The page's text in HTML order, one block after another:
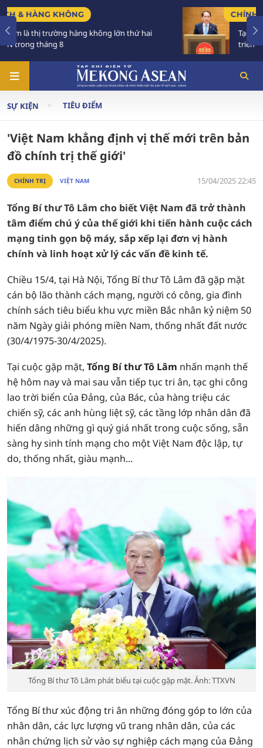
CHÍNH SÁCH
Tạo khuôn khổ pháp lý ổn định, đột phá để phát
SỰ KIỆN TIÊU ĐIỂM
'Việt Nam khẳng định vị thế mới trên bản
đồ chính trị thế giới'
CHÍNH TRỊ VIỆT NAM 15/04/2025 22:45
Tổng Bí thư Tô Lâm cho biết Việt Nam đã trở thành
tâm điểm chú ý của thế giới khi tiến hành cuộc cách
mạng tinh gọn bộ máy, sắp xếp lại đơn vị hành
chính và linh hoạt xử lý các vấn đề kinh tế.
Chiều 15/4, tại Hà Nội, Tổng Bí thư Tô Lâm đã gặp mặt
cán bộ lão thành cách mạng, người có công, gia đình
chính sách tiêu biểu khu vực miền Bắc nhân kỷ niệm 50
năm Ngày giải phóng miền Nam, thống nhất đất nước
(30/4/1975-30/4/2025).
Tại cuộc gặp mặt, Tổng Bí thư Tô Lâm nhấn mạnh thế
hệ hôm nay và mai sau vẫn tiếp tục tri ân, tạc ghi công
lao trời biển của Đảng, của Bác, của hàng triệu các
chiến sỹ, các anh hùng liệt sỹ, các tầng lớp nhân dân đã
hiến dâng những gì quý giá nhất trong cuộc sống, sẵn
sàng hy sinh tính mạng cho một Việt Nam độc lập, tự
do, thống nhất, giàu mạnh...
Tổng Bí thư Tô Lâm phát biểu tại cuộc gặp mặt. Ảnh: TTXVN
Tổng Bí thư xúc động tri ân những đóng góp to lớn của
nhân dân, các lực lượng vũ trang nhân dân, của các
nhân chứng lịch sử vào sự nghiệp cách mạng của Đảng